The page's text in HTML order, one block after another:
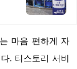
마음 편하게 자
. 티스토리 서비